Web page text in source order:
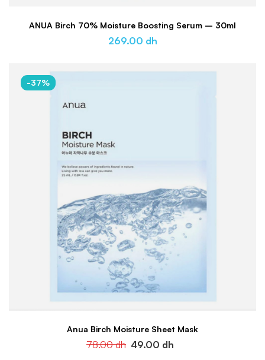
ANUA Birch 70% Moisture Boosting Serum – 30ml
269.00 dh
-37%
Anua Birch Moisture Sheet Mask
78.00dh 49.00 dh